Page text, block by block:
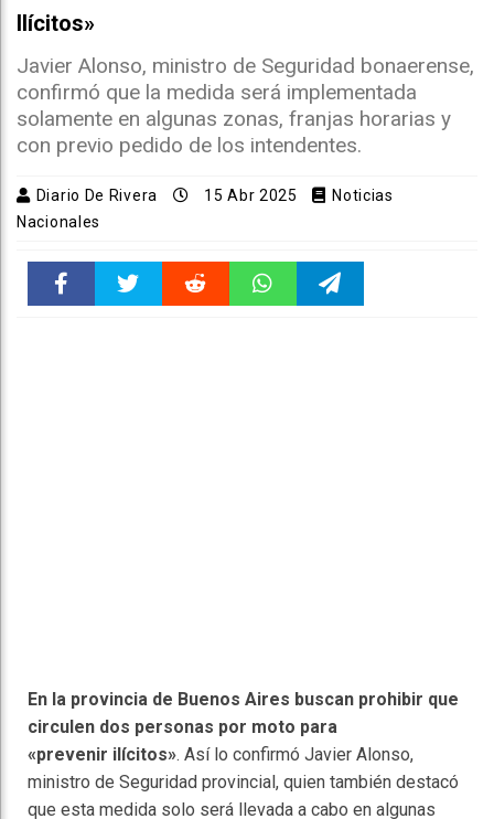
Ilícitos»
Javier Alonso, ministro de Seguridad bonaerense,
confirmó que la medida será implementada
solamente en algunas zonas, franjas horarias y
con previo pedido de los intendentes.
Diario De Rivera 15 Abr 2025
Noticias
Nacionales
En la provincia de Buenos Aires buscan prohibir que
circulen dos personas por moto para
«prevenir ilícitos». Así lo confirmó Javier Alonso,
ministro de Seguridad provincial, quien también destacó
que esta medida solo será llevada a cabo en algunas